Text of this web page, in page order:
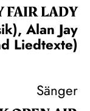
FAIR LADY
Alan Jay
Liedtexte)
Sänger